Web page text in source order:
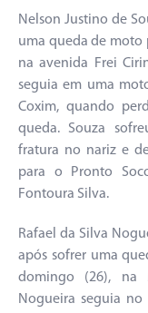
Nelson Justino de
uma queda de moto
na avenida Frei
seguia em uma
Coxim, quando
queda. Souza
fratura no nariz e
para o Pronto
Fontoura Silva.
Rafael da Silva
após sofrer uma
domingo (26), na
Nogueira seguia